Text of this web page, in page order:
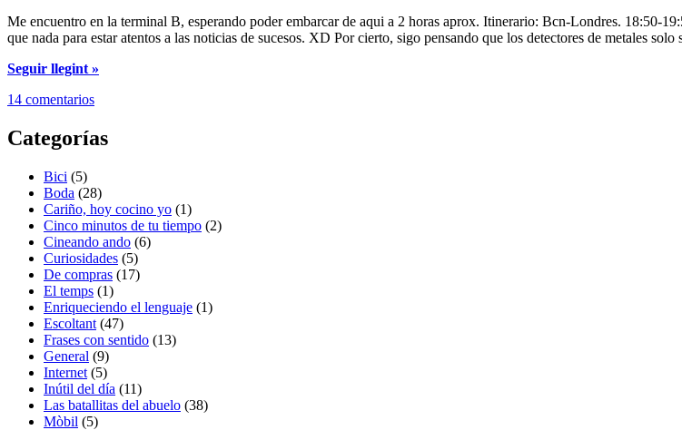
Me encuentro en la terminal B, esperando poder embarcar de aqui a 2 horas aprox. Itinerario: Bcn-Londres. 18:50-
que nada para estar atentos a las noticias de sucesos. XD Por cierto, sigo pensando que los detectores de metales
Seguir llegint »
14 comentarios
Categorías
Bici (5)
Boda (28)
Cariño, hoy cocino yo (1)
Cinco minutos de tu tiempo (2)
Cineando ando (6)
Curiosidades (5)
De compras (17)
El temps (1)
Enriqueciendo el lenguaje (1)
Escoltant (47)
Frases con sentido (13)
General (9)
Internet (5)
Inútil del día (11)
Las batallitas del abuelo (38)
Mòbil (5)